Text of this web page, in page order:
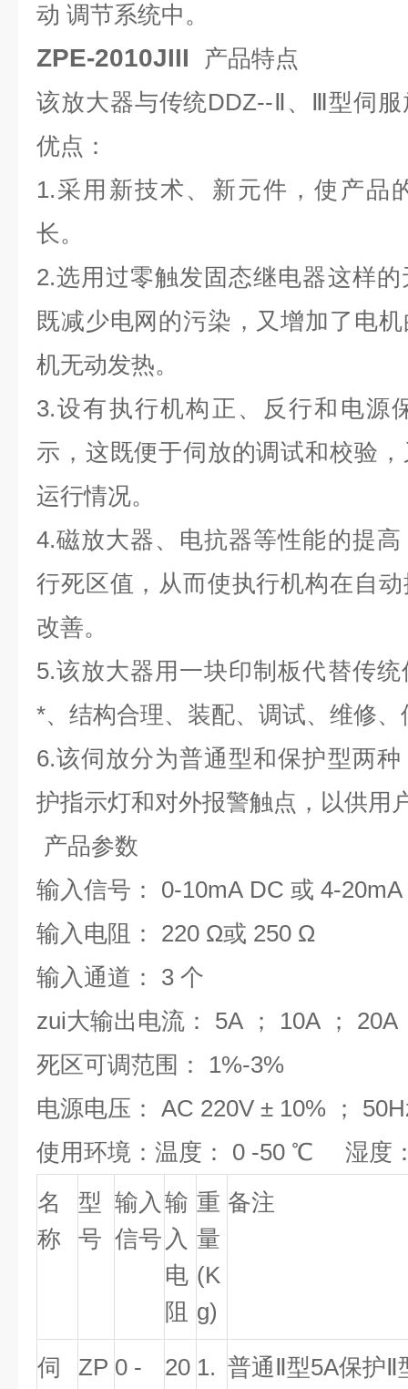
动 调节系统中。
ZPE-2010JIII
产品特点
该放大器与传统DDZ--Ⅱ、Ⅲ型伺
优点：
1.采用新技术、新元件，使产品
长。
2.选用过零触发固态继电器这样
既减少电网的污染，又增加了电
机无动发热。
3.设有执行机构正、反行和电源
示，这既便于伺放的调试和校验
运行情况。
4.磁放大器、电抗器等性能的提
行死区值，从而使执行机构在自
改善。
5.该放大器用一块印制板代替传
*、结构合理、装配、调试、维修
6.该伺放分为普通型和保护型两
护指示灯和对外报警触点，以供用
产品参数
输入信号： 0-10mA DC 或 4-
输入电阻： 220 Ω或 250 Ω
输入通道： 3 个
zui大输出电流： 5A ； 10A ； 20A
死区可调范围： 1%-3%
电源电压： AC 220V ± 10% ；
使用环境：温度： 0 -50 ℃ 湿度
名
称
型
号
输入
信号
输
入
电
阻
重
量
(K
g)
备注
伺 ZP 0 - 20 1. 普通Ⅱ型5A保护Ⅱ